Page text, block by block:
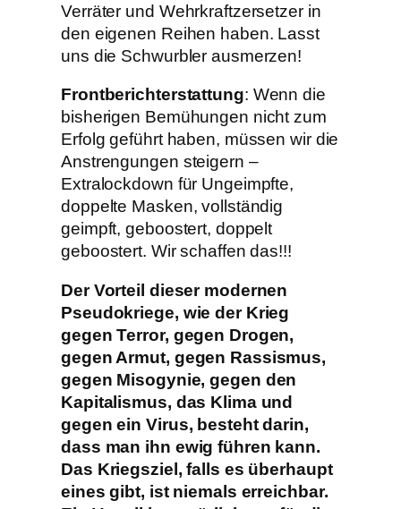
Verräter und Wehrkraftzersetzer in
den eigenen Reihen haben. Lasst
uns die Schwurbler ausmerzen!
Frontberichterstattung: Wenn die
bisherigen Bemühungen nicht zum
Erfolg geführt haben, müssen wir die
Anstrengungen steigern –
Extralockdown für Ungeimpfte,
doppelte Masken, vollständig
geimpft, geboostert, doppelt
geboostert. Wir schaffen das!!!
Der Vorteil dieser modernen
Pseudokriege, wie der Krieg
gegen Terror, gegen Drogen,
gegen Armut, gegen Rassismus,
gegen Misogynie, gegen den
Kapitalismus, das Klima und
gegen ein Virus, besteht darin,
dass man ihn ewig führen kann.
Das Kriegsziel, falls es überhaupt
eines gibt, ist niemals erreichbar.